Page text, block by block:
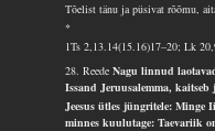
Tõelist tänu ja püsivat rõõmu,
*
1Ts 2,13.14(15.16)17–20; Lk
28. ReedeNagu linnud
Issand Jeruusalemma,
Jeesus ütles jüngritele: Minge
minnes kuulutage: Taevariik